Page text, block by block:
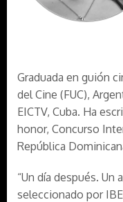
Graduada en guión
del Cine (FUC),
EICTV, Cuba. Ha
honor, Concurso
República
“Un día después.
seleccionado por